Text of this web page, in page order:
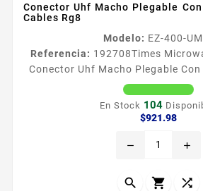
Conector Uhf Macho Plegable
Cables Rg8
Modelo: EZ-400-
Referencia: 192708Times
Conector Uhf Macho Plegable
Cables Rg8 Conector tipo UHF
de Times Microwave reconocido
instalacioacuten y el excelente
Caracteriacutesticas Tipo de
CNT400 RG8USYS Modo de
En Stock 104
$921.98Precio
remove add
  